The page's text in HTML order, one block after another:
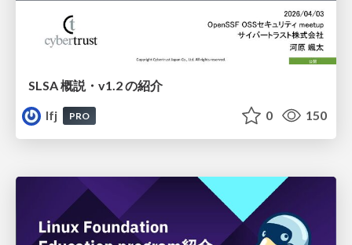
SLSA 概説・v1.2 の紹介
lfj
PRO 0 150